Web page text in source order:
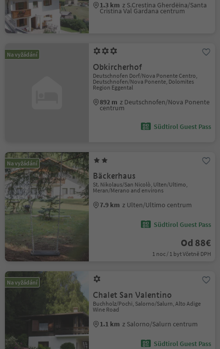
1.3 km z S.Crestina Gherdëina/Santa
Cristina Val Gardana centrum
Na vyžádání
Obkircherhof
Deutschnofen Dorf/Nova Ponente Centro,
Deutschnofen/Nova Ponente, Dolomites
Region Eggental
892 m z Deutschnofen/Nova Ponente
centrum
Südtirol Guest Pass
Na vyžádání
Bäckerhaus
St. Nikolaus/San Nicolò, Ulten/Ultimo,
Meran/Merano and environs
7.9 km z Ulten/Ultimo centrum
Südtirol Guest Pass
Od 88€
1 noc / 1 byt Včetně DPH
Na vyžádání
Chalet San Valentino
Buchholz/Pochi, Salorno/Salurn, Alto Adige
Wine Road
1.1 km z Salorno/Salurn centrum
Südtirol Guest Pass